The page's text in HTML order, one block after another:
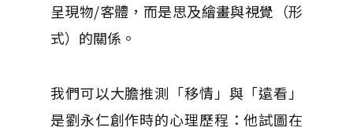
呈現物/客體，而是思及繪畫與視覺（形
式）的關係。
我們可以大膽推測「移情」與「遠看」
是劉永仁創作時的心理歷程：他試圖在